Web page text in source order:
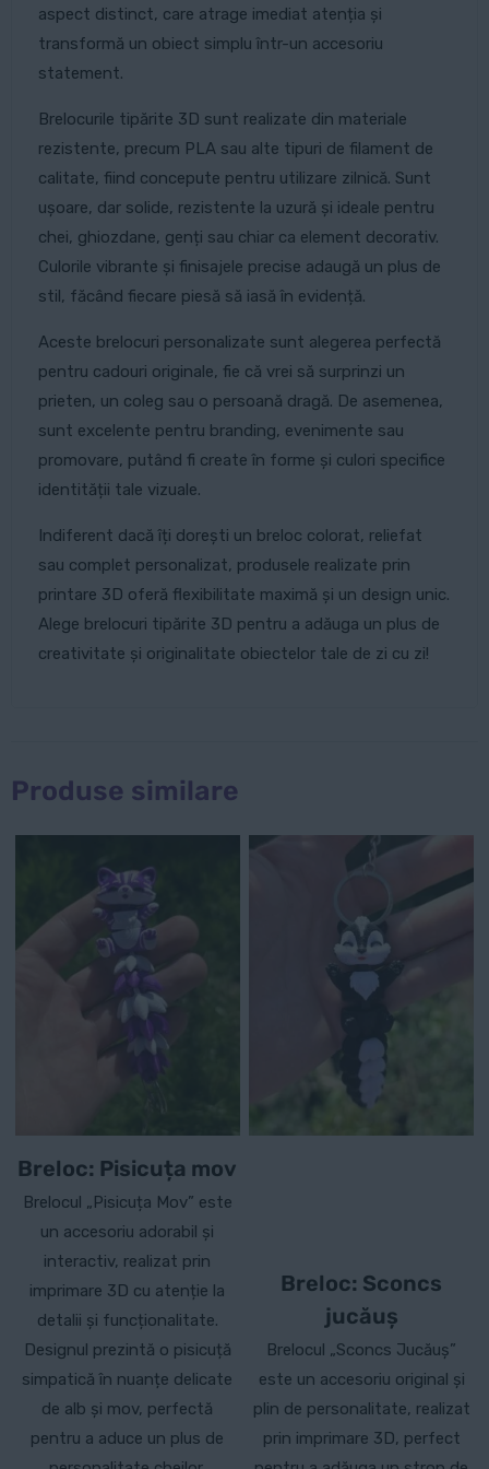
aspect distinct, care atrage imediat atenția și
transformă un obiect simplu într-un accesoriu
statement.
Brelocurile tipărite 3D sunt realizate din materiale
rezistente, precum PLA sau alte tipuri de filament de
calitate, fiind concepute pentru utilizare zilnică. Sunt
ușoare, dar solide, rezistente la uzură și ideale pentru
chei, ghiozdane, genți sau chiar ca element decorativ.
Culorile vibrante și finisajele precise adaugă un plus de
stil, făcând fiecare piesă să iasă în evidență.
Aceste brelocuri personalizate sunt alegerea perfectă
pentru cadouri originale, fie că vrei să surprinzi un
prieten, un coleg sau o persoană dragă. De asemenea,
sunt excelente pentru branding, evenimente sau
promovare, putând fi create în forme și culori specifice
identității tale vizuale.
Indiferent dacă îți dorești un breloc colorat, reliefat
sau complet personalizat, produsele realizate prin
printare 3D oferă flexibilitate maximă și un design unic.
Alege brelocuri tipărite 3D pentru a adăuga un plus de
creativitate și originalitate obiectelor tale de zi cu zi!
Produse similare
Breloc: Pisicuța mov
Brelocul „Pisicuța Mov” este
un accesoriu adorabil și
interactiv, realizat prin
imprimare 3D cu atenție la
detalii și funcționalitate.
Designul prezintă o pisicuță
simpatică în nuanțe delicate
de alb și mov, perfectă
pentru a aduce un plus de
Breloc: Sconcs
jucăuș
Brelocul „Sconcs Jucăuș”
este un accesoriu original și
plin de personalitate, realizat
prin imprimare 3D, perfect